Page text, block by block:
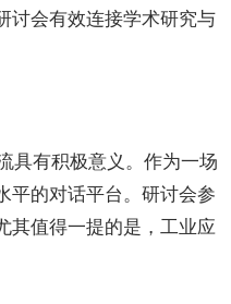
讨会有效连接学术研究与
具有积极意义。作为一场
平的对话平台。研讨会参
其值得一提的是，工业应